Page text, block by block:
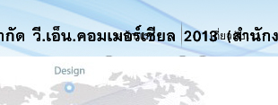
หน้าแรก เกี่ยวกับเรา